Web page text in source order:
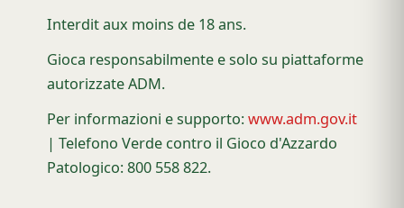
Interdit aux moins de 18 ans.
Gioca responsabilmente e solo su piattaforme
autorizzate ADM.
Per informazioni e supporto:www.adm.gov.it
| Telefono Verde contro il Gioco d'Azzardo
Patologico: 800 558 822.